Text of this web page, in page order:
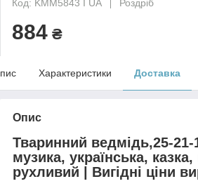
Код: KMM5843 I UA
Роздріб
884 ₴
Характеристики Доставка
Опис
Тваринний ведмідь,25-21-
музика, українська,
рухливий | Вигідні ціни